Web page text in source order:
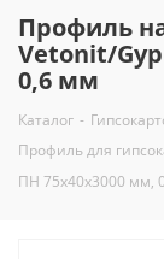
Профиль
Vetonit/
0,6 мм
Каталог -
Профиль для
ПН 75х40х3000 мм,